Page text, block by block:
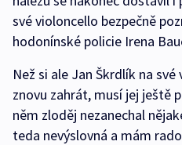
své violoncello bezpečně
hodonínské policie Irena
Než si ale Jan Škrdlík na
znovu zahrát, musí jej ještě
něm zloděj nezanechal
teda nevýslovná a mám